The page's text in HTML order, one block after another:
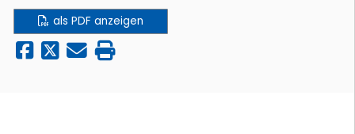
als PDF anzeigen